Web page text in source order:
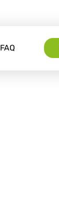
FAQ